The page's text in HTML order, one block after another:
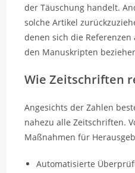
der Täuschung handelt.
solche Artikel
denen sich die
den Manuskripten
Wie Zeitschriften
Angesichts der Zahlen
nahezu alle Zeitschriften.
Maßnahmen für
Automatisierte